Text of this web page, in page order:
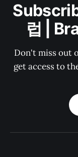
럽 |
Don't miss out
get access to